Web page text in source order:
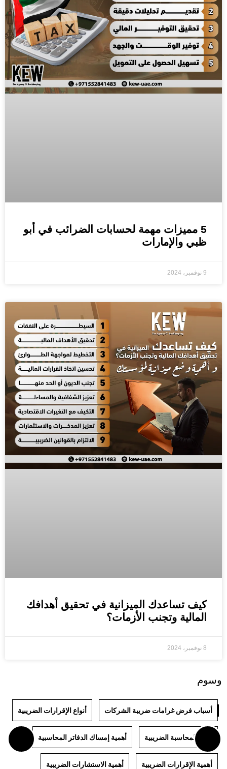
5 مميزات مهمة لحسابات الضرائب في أبو
ظبي والإمارات
9 نوفمبر، 2024
كيف تساعدك الميزانية في تحقيق أهدافك
المالية وتجنب الأزمات؟
8 نوفمبر، 2024
وسوم
أسباب فرض غرامات ضريبة الشركات أنواع الإقرارات الضريبية
أنواع المحاسبة الضريبية أهمية إمساك الدفاتر المحاسبية
أهمية الإقرارات الضريبية أهمية الاستشارات الضريبية